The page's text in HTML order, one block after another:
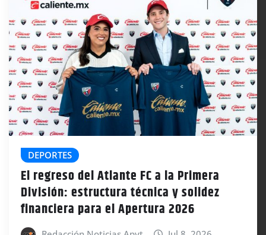
DEPORTES
El regreso del Atlante FC a la Primera
División: estructura técnica y solidez
financiera para el Apertura 2026